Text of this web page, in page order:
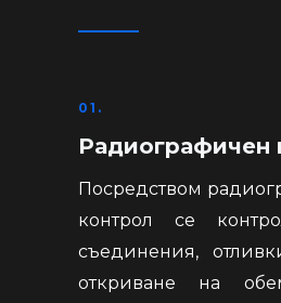
01.
Радиографичен
Посредством
контрол се
съединения,
откриване на